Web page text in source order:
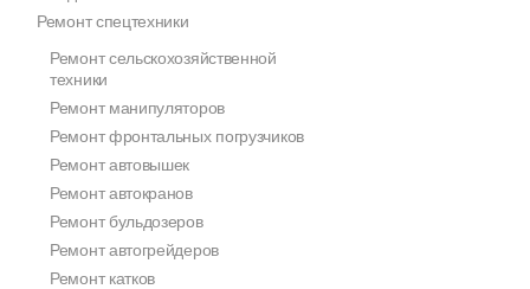
Ремонт спецтехники
Ремонт сельскохозяйственной
техники
Ремонт манипуляторов
Ремонт фронтальных погрузчиков
Ремонт автовышек
Ремонт автокранов
Ремонт бульдозеров
Ремонт автогрейдеров
Ремонт катков